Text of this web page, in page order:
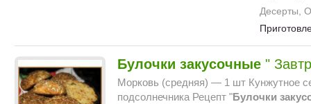
Десерты,
Булочки закусочные "
Морковь (средняя) — 1 шт Кунжутное
подсолнечника Рецепт "Булочки